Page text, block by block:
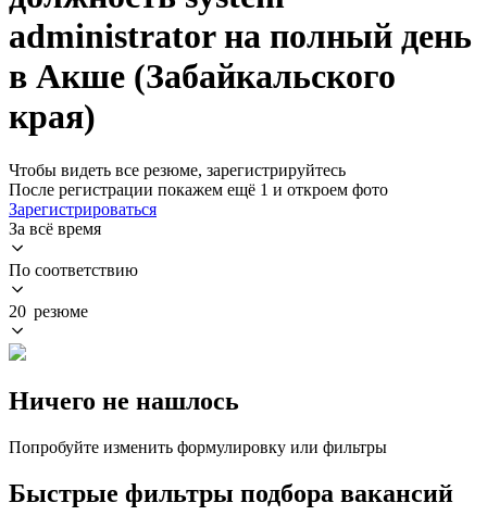
administrator на полный день
в Акше (Забайкальского
края)
Чтобы видеть все резюме, зарегистрируйтесь
После регистрации покажем ещё 1 и откроем фото
Зарегистрироваться
За всё время
По соответствию
20 резюме
Ничего не нашлось
Попробуйте изменить формулировку или фильтры
Быстрые фильтры подбора вакансий